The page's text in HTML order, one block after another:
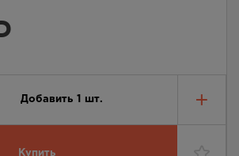
Добавить 1 шт.
Купить